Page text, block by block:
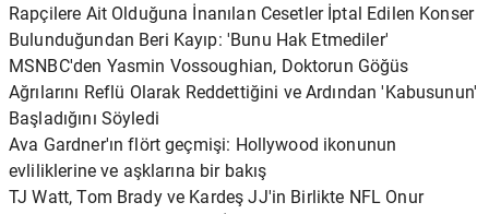
Rapçilere Ait Olduğuna İnanılan Cesetler İptal Edilen Konser
Bulunduğundan Beri Kayıp: 'Bunu Hak Etmediler'
MSNBC'den Yasmin Vossoughian, Doktorun Göğüs
Ağrılarını Reflü Olarak Reddettiğini ve Ardından 'Kabusunun'
Başladığını Söyledi
Ava Gardner'ın flört geçmişi: Hollywood ikonunun
evliliklerine ve aşklarına bir bakış
TJ Watt, Tom Brady ve Kardeş JJ'in Birlikte NFL Onur